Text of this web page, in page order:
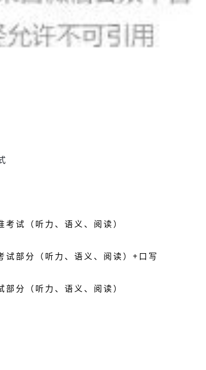
试（听力、语义、阅读）
试部分（听力、语义、阅读）+口写
分（听力、语义、阅读）